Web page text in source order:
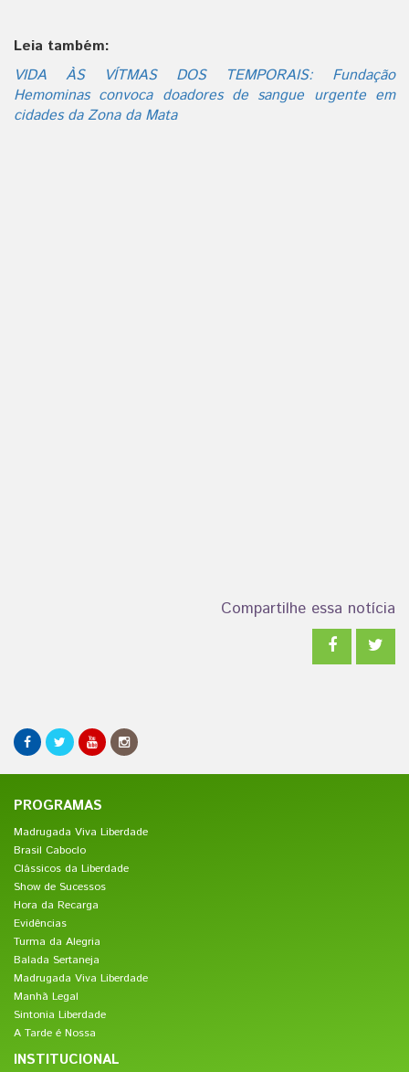
Leia também:
VIDA ÀS VÍTMAS DOS TEMPORAIS: Fundação
Hemominas convoca doadores de sangue urgente em
cidades da Zona da Mata
Compartilhe essa notícia
PROGRAMAS
Madrugada Viva Liberdade
Brasil Caboclo
Clássicos da Liberdade
Show de Sucessos
Hora da Recarga
Evidências
Turma da Alegria
Balada Sertaneja
Madrugada Viva Liberdade
Manhã Legal
Sintonia Liberdade
A Tarde é Nossa
INSTITUCIONAL